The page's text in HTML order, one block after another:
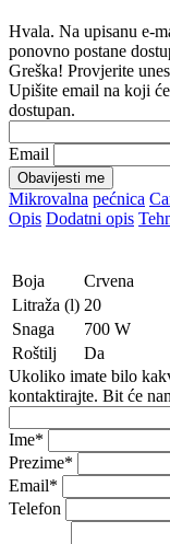
Hvala. Na upisanu e-
ponovno postane
Greška! Provjerite
Upišite email na koji
dostupan.
Email
Obavijesti me
Mikrovalna pećnica
Opis Dodatni opis
Boja
Crvena
Litraža (l) 20
Snaga
700 W
Roštilj
Da
Ukoliko imate bilo
kontaktirajte. Bit će
Ime*
Prezime*
Email*
Telefon